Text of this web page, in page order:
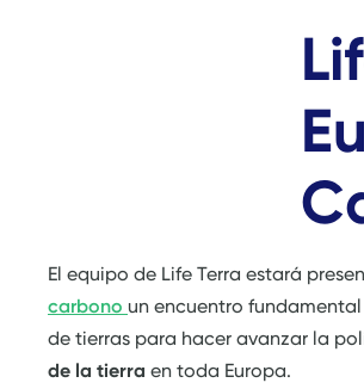
El equipo de Life Terra estará
carbono un encuentro
de tierras para hacer avanzar la
de la tierra en toda Europa.